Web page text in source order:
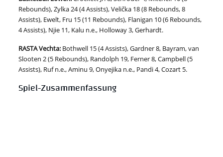
Rebounds), Zylka 24 (4 Assists), Velička 18 (8 Rebounds, 8
Assists), Ewelt, Fru 15 (11 Rebounds), Flanigan 10 (6 Rebounds,
4 Assists), Njie 11, Kalu n.e., Holloway 3, Gerhardt.
RASTA Vechta: Bothwell 15 (4 Assists), Gardner 8, Bayram, van
Slooten 2 (5 Rebounds), Randolph 19, Ferner 8, Campbell (5
Assists), Ruf n.e., Aminu 9, Onyejika n.e., Pandi 4, Cozart 5.
Spiel-Zusammenfassung